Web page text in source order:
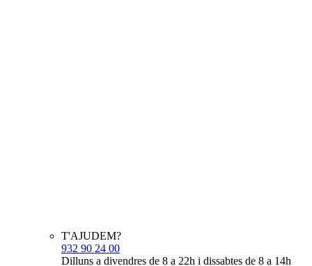
T'AJUDEM?
932 90 24 00
Dilluns a divendres de 8 a 22h i dissabtes de 8 a 14h